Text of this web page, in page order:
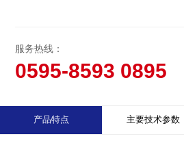
服务热线：
0595-8593 0895
产品特点 主要技术参数